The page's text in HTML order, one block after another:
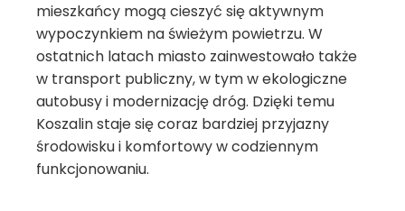
mieszkańcy mogą cieszyć się aktywnym
wypoczynkiem na świeżym powietrzu. W
ostatnich latach miasto zainwestowało także
w transport publiczny, w tym w ekologiczne
autobusy i modernizację dróg. Dzięki temu
Koszalin staje się coraz bardziej przyjazny
środowisku i komfortowy w codziennym
funkcjonowaniu.